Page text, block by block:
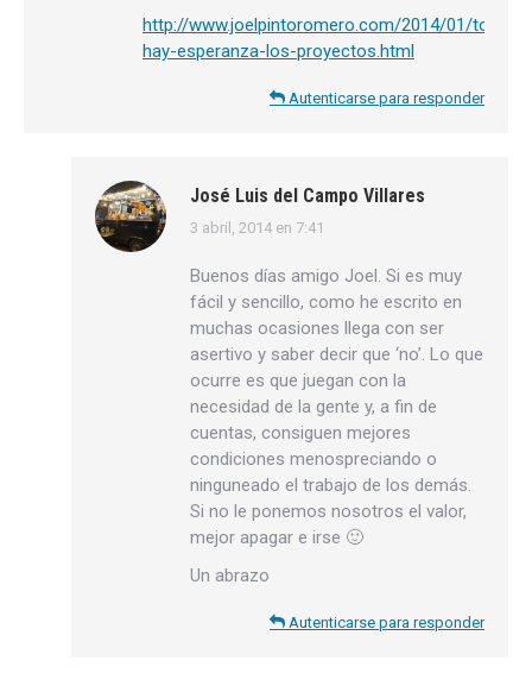
http://www.joelpintoromero.com/2014/01/
hay-esperanza-los-proyectos.html
Autenticarse para responder
José Luis del Campo Villares
dice:
3 abril, 2014 en 7:41
Buenos días amigo Joel. Si es muy
fácil y sencillo, como he escrito en
muchas ocasiones llega con ser
asertivo y saber decir que ‘no’. Lo que
ocurre es que juegan con la
necesidad de la gente y, a fin de
cuentas, consiguen mejores
condiciones menospreciando o
ninguneado el trabajo de los demás.
Si no le ponemos nosotros el valor,
mejor apagar e irse 🙂
Un abrazo
Autenticarse para responder